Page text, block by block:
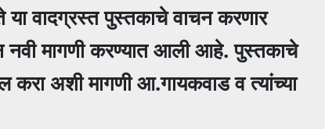
या वादग्रस्त पुस्तकाचे वाचन करणार
मागणी करण्यात आली आहे. पुस्तकाचे
करा अशी मागणी आ.गायकवाड व त्यांच्या